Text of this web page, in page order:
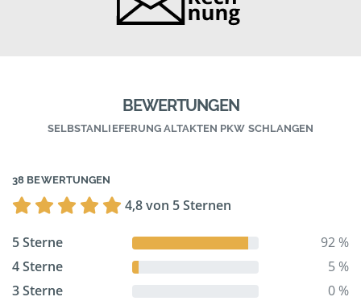
BEWERTUNGEN
SELBSTANLIEFERUNG ALTAKTEN PKW SCHLANGEN
38 BEWERTUNGEN
4,8 von 5 Sternen
5 Sterne
92 %
4 Sterne
5 %
3 Sterne
0 %